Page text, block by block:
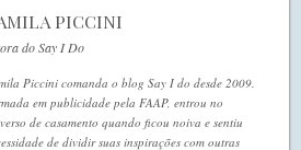
PICCINI
do Say I Do
Piccini comanda o blog Say I do desde 2009.
em publicidade pela FAAP, entrou no
de casamento quando ficou noiva e sentiu
de dividir suas inspirações com outras